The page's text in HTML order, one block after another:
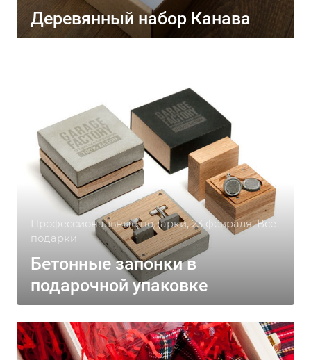
Деревянный набор Канава
Профессиональные подарки, 23 февраля, Все
подарки
Бетонные запонки в
подарочной упаковке